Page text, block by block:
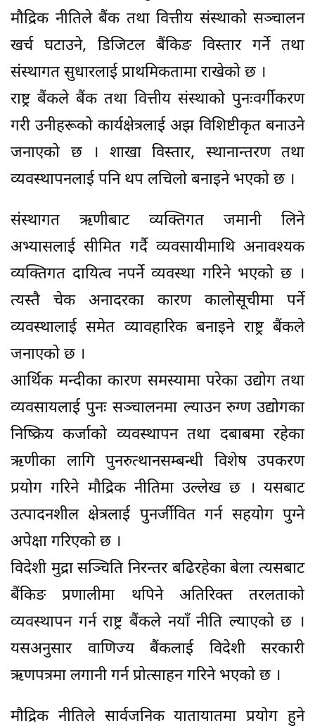
मौद्रिक नीतिले बैंक तथा वित्तीय संस्थाको सञ्चालन
खर्च घटाउने, डिजिटल बैंकिङ विस्तार गर्ने तथा
संस्थागत सुधारलाई प्राथमिकतामा राखेको छ ।
राष्ट्र बैंकले बैंक तथा वित्तीय संस्थाको पुनःवर्गीकरण
गरी उनीहरूको कार्यक्षेत्रलाई अझ विशिष्टीकृत बनाउने
जनाएको छ । शाखा विस्तार, स्थानान्तरण तथा
व्यवस्थापनलाई पनि थप लचिलो बनाइने भएको छ ।
संस्थागत ऋणीबाट व्यक्तिगत जमानी लिने
अभ्यासलाई सीमित गर्दै व्यवसायीमाथि अनावश्यक
व्यक्तिगत दायित्व नपर्ने व्यवस्था गरिने भएको छ ।
त्यस्तै चेक अनादरका कारण कालोसूचीमा पर्ने
व्यवस्थालाई समेत व्यावहारिक बनाइने राष्ट्र बैंकले
जनाएको छ ।
आर्थिक मन्दीका कारण समस्यामा परेका उद्योग तथा
व्यवसायलाई पुनः सञ्चालनमा ल्याउन रुग्ण उद्योगका
निष्क्रिय कर्जाको व्यवस्थापन तथा दबाबमा रहेका
ऋणीका लागि पुनरुत्थानसम्बन्धी विशेष उपकरण
प्रयोग गरिने मौद्रिक नीतिमा उल्लेख छ । यसबाट
उत्पादनशील क्षेत्रलाई पुनर्जीवित गर्न सहयोग पुग्ने
अपेक्षा गरिएको छ ।
विदेशी मुद्रा सञ्चिति निरन्तर बढिरहेका बेला त्यसबाट
बैंकिङ प्रणालीमा थपिने अतिरिक्त तरलताको
व्यवस्थापन गर्न राष्ट्र बैंकले नयाँ नीति ल्याएको छ ।
यसअनुसार वाणिज्य बैंकलाई विदेशी सरकारी
ऋणपत्रमा लगानी गर्न प्रोत्साहन गरिने भएको छ ।
मौद्रिक नीतिले सार्वजनिक यातायातमा प्रयोग हुने